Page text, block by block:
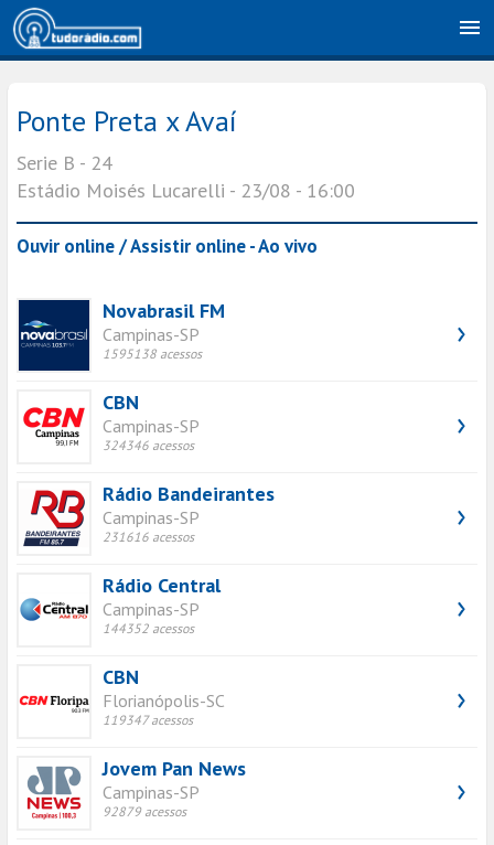
Ponte Preta x Avaí
Serie B - 24
Estádio Moisés Lucarelli - 23/08 - 16:00
Ouvir online / Assistir online - Ao vivo
Novabrasil FM
Campinas-SP
1595138 acessos
CBN
Campinas-SP
324346 acessos
Rádio Bandeirantes
Campinas-SP
231616 acessos
Rádio Central
Campinas-SP
144352 acessos
CBN
Florianópolis-SC
119347 acessos
Jovem Pan News
Campinas-SP
92879 acessos